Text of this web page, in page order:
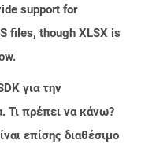
support for
files, though XLSX is
για την
Τι πρέπει να κάνω?
επίσης διαθέσιμο